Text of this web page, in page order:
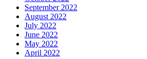
September 2022
August 2022
July 2022
June 2022
May 2022
April 2022